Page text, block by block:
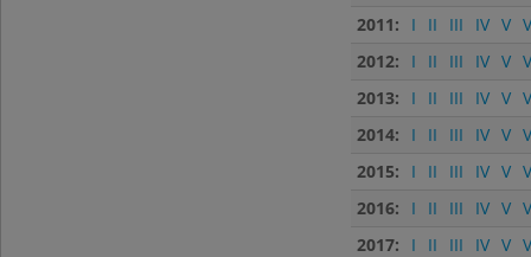
2011:
I II III IV V
2012:
I II III IV V
2013:
I II III IV V
2014:
I II III IV V
2015:
I II III IV V
2016:
I II III IV V
2017:
I II III IV V